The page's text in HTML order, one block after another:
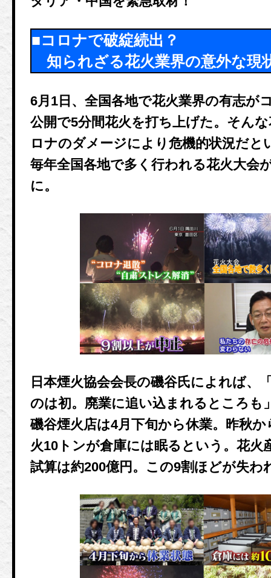
■コロナで破綻続出？
知られざる花火業界の意外な現
6月1日、全国各地で花火業界の有志が
公開で5分間花火を打ち上げた。そん
ロナのダメージにより危機的状況だと
毎年全国各地で多く行われる花火大会
に。
日本煙火協会会長の磯谷氏によれば、
のは初。廃業に追い込まれるところも
磯谷煙火店は4月下旬から休業。昨秋
火10トンが倉庫には眠るという。花火
試算は約200億円。この9割ほどが失わ